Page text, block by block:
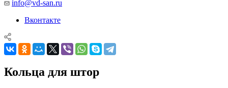
info@vd-san.ru
Вконтакте
Кольца для штор